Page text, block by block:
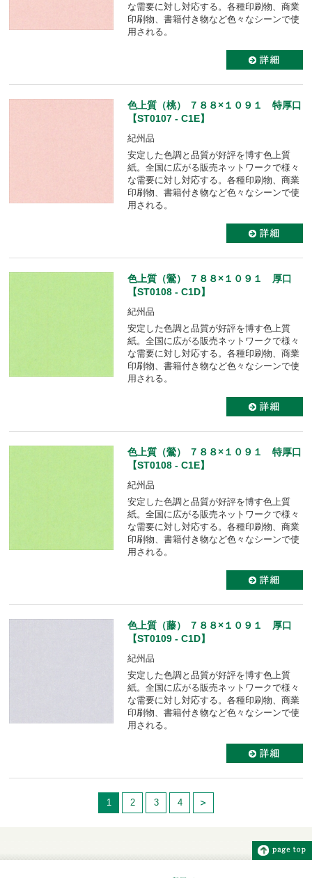
な需要に対し対応する。各種印刷物、商業
印刷物、書籍付き物など色々なシーンで使
用される。
色上質（桃） ７８８×１０９１ 特厚口
【ST0107 - C1E】
紀州品
安定した色調と品質が好評を博す色上質
紙。全国に広がる販売ネットワークで様々
な需要に対し対応する。各種印刷物、商業
印刷物、書籍付き物など色々なシーンで使
用される。
色上質（鶯） ７８８×１０９１ 厚口
【ST0108 - C1D】
紀州品
安定した色調と品質が好評を博す色上質
紙。全国に広がる販売ネットワークで様々
な需要に対し対応する。各種印刷物、商業
印刷物、書籍付き物など色々なシーンで使
用される。
色上質（鶯） ７８８×１０９１ 特厚口
【ST0108 - C1E】
紀州品
安定した色調と品質が好評を博す色上質
紙。全国に広がる販売ネットワークで様々
な需要に対し対応する。各種印刷物、商業
印刷物、書籍付き物など色々なシーンで使
用される。
色上質（藤） ７８８×１０９１ 厚口
【ST0109 - C1D】
紀州品
安定した色調と品質が好評を博す色上質
紙。全国に広がる販売ネットワークで様々
な需要に対し対応する。各種印刷物、商業
印刷物、書籍付き物など色々なシーンで使
用される。
1 2 3 4